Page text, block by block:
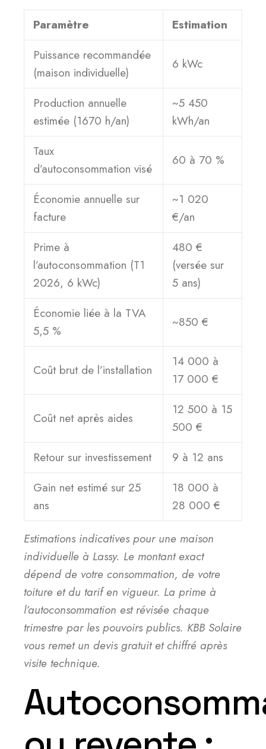
Paramètre
Estimation
Puissance recommandée
(maison individuelle)
6 kWc
Production annuelle
estimée (1670 h/an)
~5 450
kWh/an
Taux
d’autoconsommation visé
60 à 70 %
Économie annuelle sur
facture
~1 020
€/an
Prime à
l’autoconsommation (T1
2026, 6 kWc)
480 €
(versée sur
5 ans)
Économie liée à la TVA
5,5 %
~850 €
Coût brut de l’installation
14 000 à
17 000 €
Coût net après aides
12 500 à 15
500 €
Retour sur investissement
9 à 12 ans
Gain net estimé sur 25
ans
18 000 à
28 000 €
Estimations indicatives pour une maison
individuelle à Lassy. Le montant exact
dépend de votre consommation, de votre
toiture et du tarif en vigueur. La prime à
l’autoconsommation est révisée chaque
trimestre par les pouvoirs publics. KBB Solaire
vous remet un devis gratuit et chiffré après
visite technique.